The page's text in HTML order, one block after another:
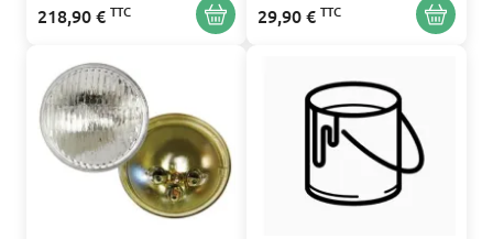
218,90 € TTC 29,90 € TTC